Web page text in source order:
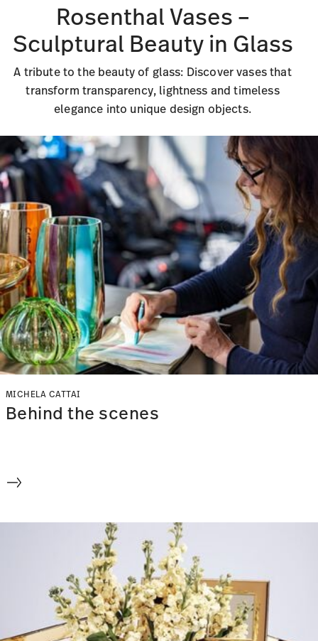
Rosenthal Vases –
Sculptural Beauty in Glass
A tribute to the beauty of glass: Discover vases that
transform transparency, lightness and timeless
elegance into unique design objects.
MICHELA CATTAI
Behind the scenes